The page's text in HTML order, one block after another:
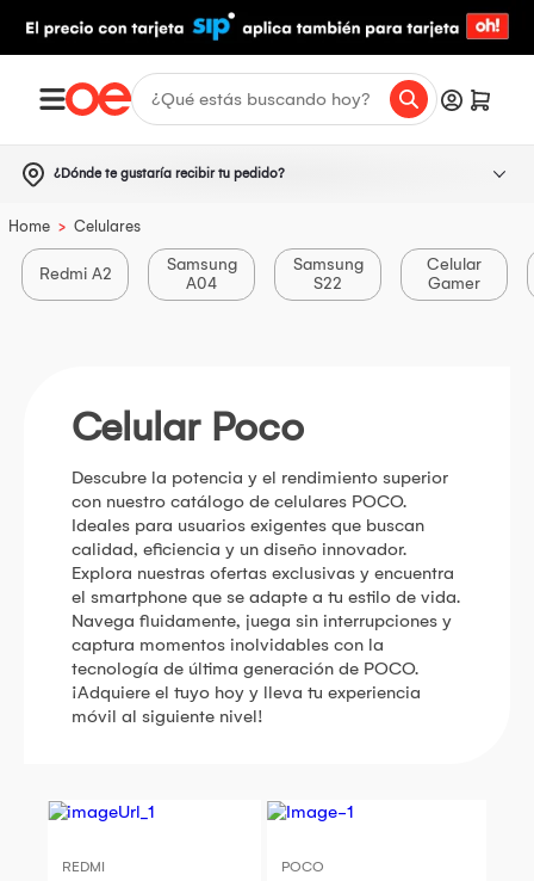
¿Dónde te gustaría recibir tu pedido?
Home > Celulares
Redmi A2
Samsung
A04
Samsung
S22
Celular
Gamer
Celular Poco
Descubre la potencia y el rendimiento superior
con nuestro catálogo de celulares POCO.
Ideales para usuarios exigentes que buscan
calidad, eficiencia y un diseño innovador.
Explora nuestras ofertas exclusivas y encuentra
el smartphone que se adapte a tu estilo de vida.
Navega fluidamente, juega sin interrupciones y
captura momentos inolvidables con la
tecnología de última generación de POCO.
¡Adquiere el tuyo hoy y lleva tu experiencia
móvil al siguiente nivel!
REDMI POCO